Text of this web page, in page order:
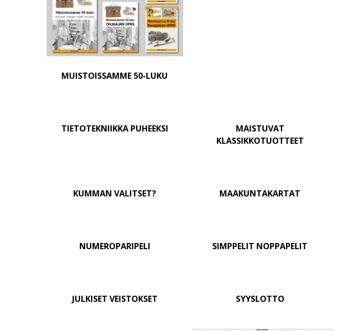
MUISTOISSAMME 50-LUKU
TIETOTEKNIIKKA PUHEEKSI
MAISTUVAT
KLASSIKKOTUOTTEET
KUMMAN VALITSET? MAAKUNTAKARTAT
NUMEROPARIPELI SIMPPELIT NOPPAPELIT
JULKISET VEISTOKSET SYYSLOTTO